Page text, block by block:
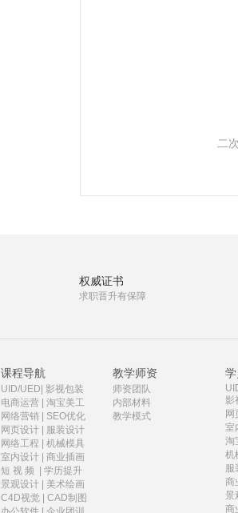
二
权威证书
求职晋升有保障
课程导航
UID/UED 影视包装
电商运营| 淘宝美工
网络营销
SEO优化
网页设计|
服装设计
网络工程
机械模具
室内设计| 商业插画
短 视 频
学历提升
景观设计|
美术绘画
C4D视觉| CAD制图
教学师资
师资团队
内部材料
教学模式
影
网
室
淘
机
服
商
景
商